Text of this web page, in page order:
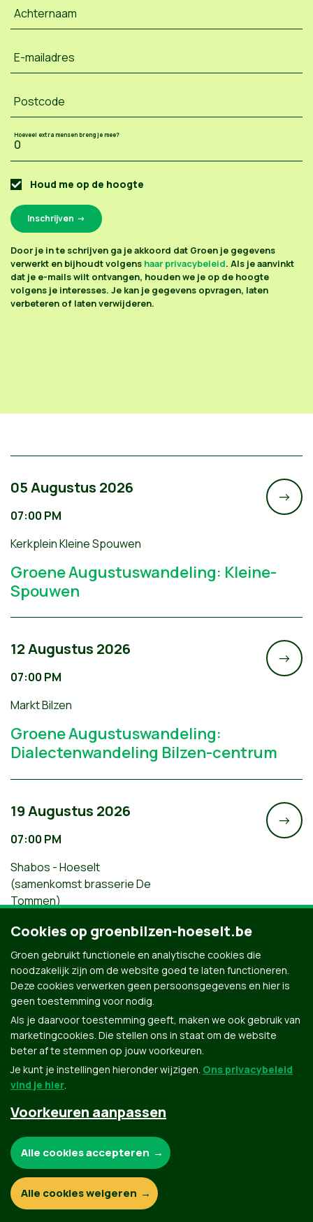
Achternaam
E-mailadres
Postcode
Hoeveel extra mensen breng je mee?
Houd me op de hoogte
Door je in te schrijven ga je akkoord dat Groen je gegevens
verwerkt en bijhoudt volgens haar privacybeleid. Als je aanvinkt
dat je e-mails wilt ontvangen, houden we je op de hoogte
volgens je interesses. Je kan je gegevens opvragen, laten
verbeteren of laten verwijderen.
05 Augustus 2026
07:00 PM
Kerkplein Kleine Spouwen
Groene Augustuswandeling: Kleine-
Spouwen
->
12 Augustus 2026
07:00 PM
Markt Bilzen
Groene Augustuswandeling:
Dialectenwandeling Bilzen-centrum
->
19 Augustus 2026
07:00 PM
Shabos - Hoeselt
(samenkomst brasserie De
Tommen)
Groene Augustuswandeling: Schabos –
Hoeselt
->
Groen.be
© Copyright Groen 2026 | Gemaakt met NationBuilder
Contact Privacybeleid
Cookies op groenbilzen-hoeselt.be
Groen gebruikt functionele en analytische cookies die
noodzakelijk zijn om de website goed te laten functioneren.
Deze cookies verwerken geen persoonsgegevens en hier is
geen toestemming voor nodig.
Als je daarvoor toestemming geeft, maken we ook gebruik van
marketingcookies. Die stellen ons in staat om de website
beter af te stemmen op jouw voorkeuren.
Je kunt je instellingen hieronder wijzigen. Ons privacybeleid
vind je hier.
Voorkeuren aanpassen
Functionele en analytische cookies:
Alle cookies accepteren
Alle cookies weigeren